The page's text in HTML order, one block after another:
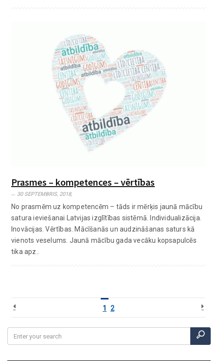
Prasmes – kompetences – vērtības
30 SEPTEMBRIS, 2018,
No prasmēm uz kompetencēm – tāds ir mērķis jaunā mācību
satura ieviešanai Latvijas izglītības sistēmā. Individualizācija.
Inovācijas. Vērtības. Mācīšanās un audzināšanas saturs kā
vienots veselums. Jaunā mācību gada vecāku kopsapulcēs
tika apz..
1 2